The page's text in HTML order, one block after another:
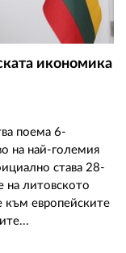
икономика
поема 6-
на най-големия
става 28-
на литовското
към европейските